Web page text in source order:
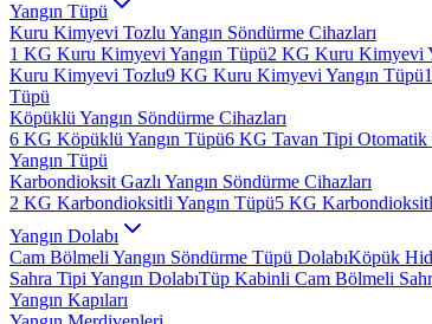
Yangın Tüpü
Kuru Kimyevi Tozlu Yangın Söndürme Cihazları
1 KG Kuru Kimyevi Yangın Tüpü2 KG Kuru Kimyevi
Kuru Kimyevi Tozlu9 KG Kuru Kimyevi Yangın Tüpü
Tüpü
Köpüklü Yangın Söndürme Cihazları
6 KG Köpüklü Yangın Tüpü6 KG Tavan Tipi
Yangın Tüpü
Karbondioksit Gazlı Yangın Söndürme Cihazları
2 KG Karbondioksitli Yangın Tüpü5 KG
Yangın Dolabı
Cam Bölmeli Yangın Söndürme Tüpü DolabıKöpük
Sahra Tipi Yangın DolabıTüp Kabinli Cam Bölmeli
Yangın Kapıları